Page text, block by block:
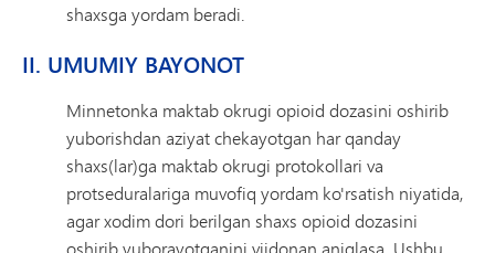
shaxsga yordam beradi.
II. UMUMIY BAYONOT
Minnetonka maktab okrugi opioid dozasini oshirib
yuborishdan aziyat chekayotgan har qanday
shaxs(lar)ga maktab okrugi protokollari va
protseduralariga muvofiq yordam ko'rsatish niyatida,
agar xodim dori berilgan shaxs opioid dozasini